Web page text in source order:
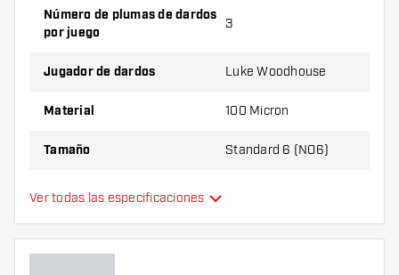
Prueba una forma, un material o un grosor
variante le conviene más.
Número de plumas de dardos
por juego
3
Jugador de dardos Luke Woodhouse
Material 100 Micron
Tamaño Standard 6 (NO6)
Tipo
Flexibilidad
Ver todas las especificaciones